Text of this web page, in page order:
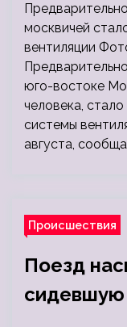
москвичей
вентиляции
юго-востоке
человека,
системы
августа,
Происшествия
Поезд
сидевшую